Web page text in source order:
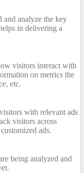
and analyze the key
in delivering a
visitors interact with
on metrics the
etc.
with relevant ads
visitors across
ads.
being analyzed and